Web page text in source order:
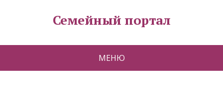
Семейный портал
МЕНЮ